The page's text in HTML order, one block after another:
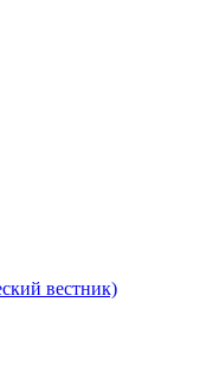
вестник)